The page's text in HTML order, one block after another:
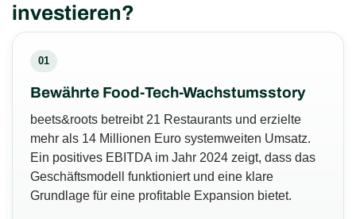
investieren?
01
Bewährte Food-Tech-Wachstumsstory
beets&roots betreibt 21 Restaurants und erzielte
mehr als 14 Millionen Euro systemweiten Umsatz.
Ein positives EBITDA im Jahr 2024 zeigt, dass das
Geschäftsmodell funktioniert und eine klare
Grundlage für eine profitable Expansion bietet.